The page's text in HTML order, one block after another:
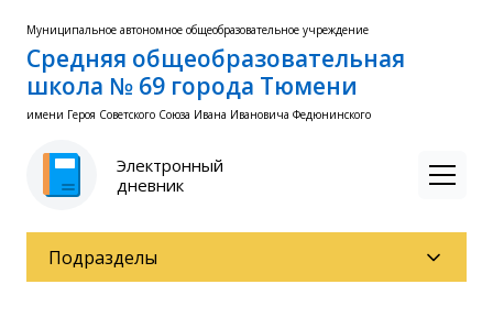
Муниципальное автономное общеобразовательное учреждение
Средняя общеобразовательная
школа № 69 города Тюмени
имени Героя Советского Союза Ивана Ивановича Федюнинского
Электронный
дневник
Подразделы